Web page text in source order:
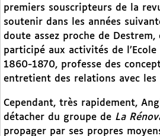
premiers souscripteurs de la
soutenir dans les années
doute assez proche de
participé aux activités de
1860-1870, professe des
entretient des relations avec
Cependant, très rapidement,
détacher du groupe de La
propager par ses propres